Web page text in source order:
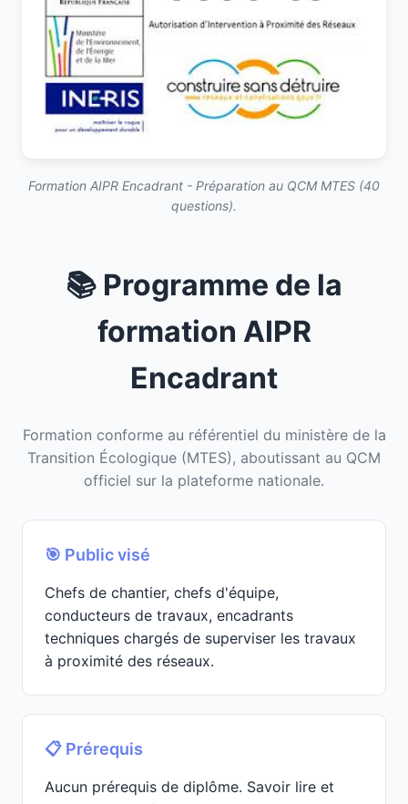
Formation AIPR Encadrant - Préparation au QCM MTES (40
questions).
📚 Programme de la
formation AIPR
Encadrant
Formation conforme au référentiel du ministère de la
Transition Écologique (MTES), aboutissant au QCM
officiel sur la plateforme nationale.
🎯 Public visé
Chefs de chantier, chefs d'équipe,
conducteurs de travaux, encadrants
techniques chargés de superviser les travaux
à proximité des réseaux.
📋 Prérequis
Aucun prérequis de diplôme. Savoir lire et